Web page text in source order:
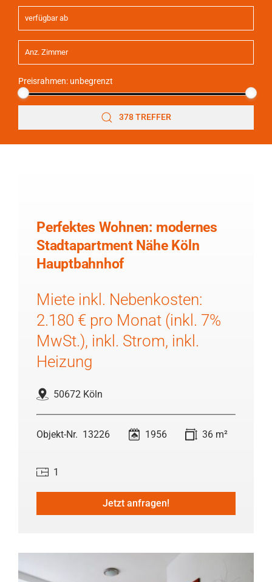
Preisrahmen: unbegrenzt
378 TREFFER
Perfektes Wohnen: modernes
Stadtapartment Nähe Köln
Hauptbahnhof
Miete inkl. Nebenkosten:
2.180 € pro Monat (inkl. 7%
MwSt.), inkl. Strom, inkl.
Heizung
50672 Köln
13226 1956 36 m²
1
Jetzt anfragen!